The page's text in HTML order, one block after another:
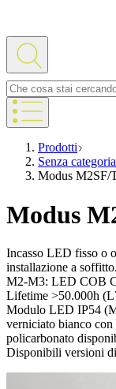
Prodotti
Senza categoria
Modus M2SF/
Modus
Incasso LED fisso o
installazione a
M2-M3: LED COB
Lifetime >50.000h
Modulo LED IP54
verniciato bianco
policarbonato
Disponibili versioni